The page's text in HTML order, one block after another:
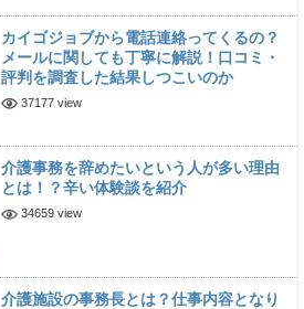
カイゴジョブから電話連絡ってくるの？
メールに関しても丁寧に解説！口コミ・
評判を調査した結果しつこいのか
37177 view
介護事務を辞めたいという人が多い理由
とは！？辛い体験談を紹介
34659 view
介護施設の事務長とは？仕事内容となり